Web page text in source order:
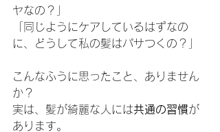
ヤなの？」
「同じようにケアしているはずなの
に、どうして私の髪はパサつくの？」
こんなふうに思ったこと、ありません
か？
実は、髪が綺麗な人には共通の習慣が
あります。